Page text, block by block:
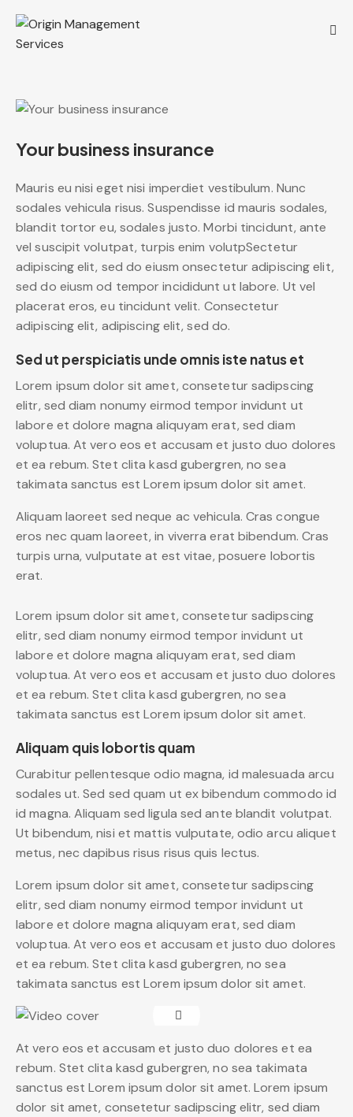
Your business insurance
Mauris eu nisi eget nisi imperdiet vestibulum. Nunc
sodales vehicula risus. Suspendisse id mauris sodales,
blandit tortor eu, sodales justo. Morbi tincidunt, ante
vel suscipit volutpat, turpis enim volutpSectetur
adipiscing elit, sed do eiusm onsectetur adipiscing elit,
sed do eiusm od tempor incididunt ut labore. Ut vel
placerat eros, eu tincidunt velit. Consectetur
adipiscing elit, adipiscing elit, sed do.
Sed ut perspiciatis unde omnis iste natus et
Lorem ipsum dolor sit amet, consetetur sadipscing
elitr, sed diam nonumy eirmod tempor invidunt ut
labore et dolore magna aliquyam erat, sed diam
voluptua. At vero eos et accusam et justo duo dolores
et ea rebum. Stet clita kasd gubergren, no sea
takimata sanctus est Lorem ipsum dolor sit amet.
Aliquam laoreet sed neque ac vehicula. Cras congue
eros nec quam laoreet, in viverra erat bibendum. Cras
turpis urna, vulputate at est vitae, posuere lobortis
erat.
Lorem ipsum dolor sit amet, consetetur sadipscing
elitr, sed diam nonumy eirmod tempor invidunt ut
labore et dolore magna aliquyam erat, sed diam
voluptua. At vero eos et accusam et justo duo dolores
et ea rebum. Stet clita kasd gubergren, no sea
takimata sanctus est Lorem ipsum dolor sit amet.
Aliquam quis lobortis quam
Curabitur pellentesque odio magna, id malesuada arcu
sodales ut. Sed sed quam ut ex bibendum commodo id
id magna. Aliquam sed ligula sed ante blandit volutpat.
Ut bibendum, nisi et mattis vulputate, odio arcu aliquet
metus, nec dapibus risus risus quis lectus.
Lorem ipsum dolor sit amet, consetetur sadipscing
elitr, sed diam nonumy eirmod tempor invidunt ut
labore et dolore magna aliquyam erat, sed diam
voluptua. At vero eos et accusam et justo duo dolores
et ea rebum. Stet clita kasd gubergren, no sea
takimata sanctus est Lorem ipsum dolor sit amet.
At vero eos et accusam et justo duo dolores et ea
rebum. Stet clita kasd gubergren, no sea takimata
sanctus est Lorem ipsum dolor sit amet. Lorem ipsum
dolor sit amet, consetetur sadipscing elitr, sed diam